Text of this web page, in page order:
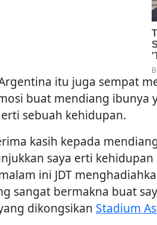
itu juga sempat
buat mendiang ibunya
sebuah kehidupan.
kasih kepada
saya erti kehidupan
ini JDT
sangat bermakna buat
dikongsikan Stadium